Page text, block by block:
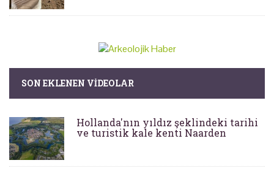
SON EKLENEN VIDEOLAR
Hollanda'nın yıldız şeklindeki tarihi
ve turistik kale kenti Naarden